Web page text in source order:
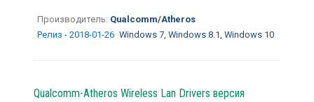
Производитель: Qualcomm/Atheros
Релиз - 2018-01-26 Windows 7, Windows 8.1, Windows 10
Qualcomm-Atheros Wireless Lan Drivers версия